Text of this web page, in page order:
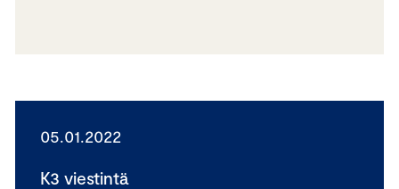
05.01.2022
K3 viestintä